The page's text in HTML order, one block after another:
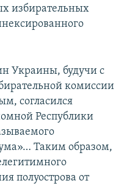
избирательных
Украины, будучи с
комиссии
согласился
Республики
Таким образом,
полуострова от